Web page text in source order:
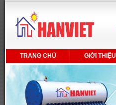
TRANG CHỦ GIỚI THIỆU